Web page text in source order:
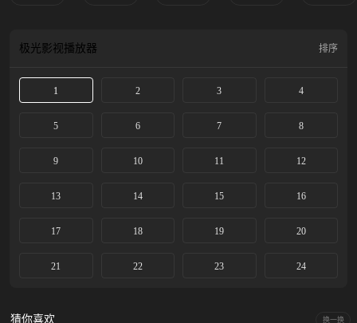
极光影视播放器 排序
1 2 3 4
5 6 7 8
9 10 11 12
13 14 15 16
17 18 19 20
21 22 23 24
猜你喜欢 换一换